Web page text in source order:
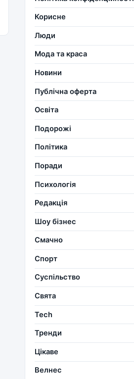
Корисне
Люди
Мода та краса
Новини
Публічна оферта
Освіта
Подорожі
Політика
Поради
Психологія
Редакція
Шоу бізнес
Смачно
Спорт
Суспільство
Свята
Tech
Тренди
Цікаве
Велнес